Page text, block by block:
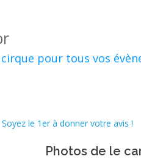
pour tous vos
Soyez le 1er à donner votre avis !
Photos de le